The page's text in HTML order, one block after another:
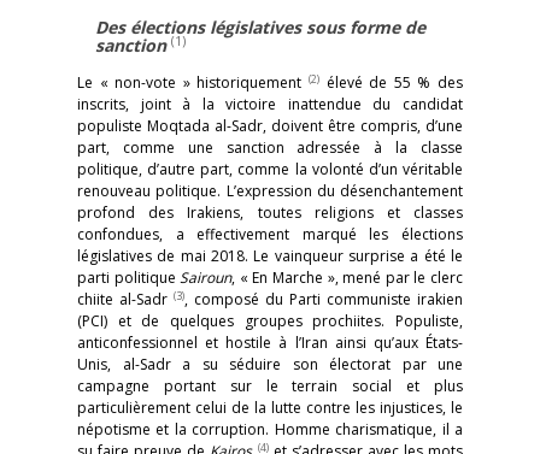
Des élections législatives sous forme de
sanction (1)
Le « non-vote » historiquement (2) élevé de 55 % des
inscrits, joint à la victoire inattendue du candidat
populiste Moqtada al-Sadr, doivent être compris, d’une
part, comme une sanction adressée à la classe
politique, d’autre part, comme la volonté d’un véritable
renouveau politique. L’expression du désenchantement
profond des Irakiens, toutes religions et classes
confondues, a effectivement marqué les élections
législatives de mai 2018. Le vainqueur surprise a été le
parti politiqueSairoun, « En Marche », mené par le clerc
chiite al-Sadr (3), composé du Parti communiste irakien
(PCI) et de quelques groupes prochiites. Populiste,
anticonfessionnel et hostile à l’Iran ainsi qu’aux États-
Unis, al-Sadr a su séduire son électorat par une
campagne portant sur le terrain social et plus
particulièrement celui de la lutte contre les injustices, le
népotisme et la corruption. Homme charismatique, il a
(4)